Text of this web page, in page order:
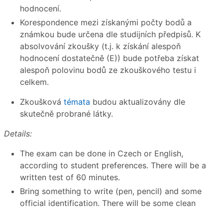
hodnocení.
Korespondence mezi získanými počty bodů a
známkou bude určena dle studijních předpisů. K
absolvování zkoušky (t.j. k získání alespoň
hodnocení dostatečně (E)) bude potřeba získat
alespoň polovinu bodů ze zkouškového testu i
celkem.
Zkoušková témata budou aktualizovány dle
skutečně probrané látky.
Details:
The exam can be done in Czech or English,
according to student preferences. There will be a
written test of 60 minutes.
Bring something to write (pen, pencil) and some
official identification. There will be some clean